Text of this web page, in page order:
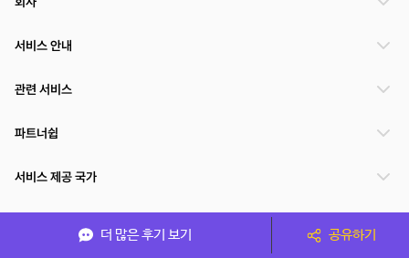
더 많은 후기 보기 공유하기
서비스 안내
관련 서비스
파트너쉽
서비스 제공 국가
(주)NSPACE 사업자정보